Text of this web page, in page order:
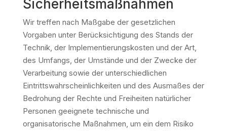
Sicherheitsmaßnahmen
Wir treffen nach Maßgabe der gesetzlichen
Vorgaben unter Berücksichtigung des Stands der
Technik, der Implementierungskosten und der Art,
des Umfangs, der Umstände und der Zwecke der
Verarbeitung sowie der unterschiedlichen
Eintrittswahrscheinlichkeiten und des Ausmaßes der
Bedrohung der Rechte und Freiheiten natürlicher
Personen geeignete technische und
organisatorische Maßnahmen, um ein dem Risiko